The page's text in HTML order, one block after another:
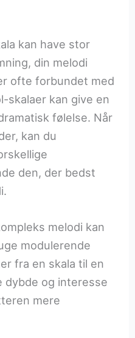
kan have stor
din melodi
ofte forbundet med
skalaer kan give en
følelse. Når
kan du
den, der bedst
melodi kan
modulerende
fra en skala til en
dybde og interesse
mere